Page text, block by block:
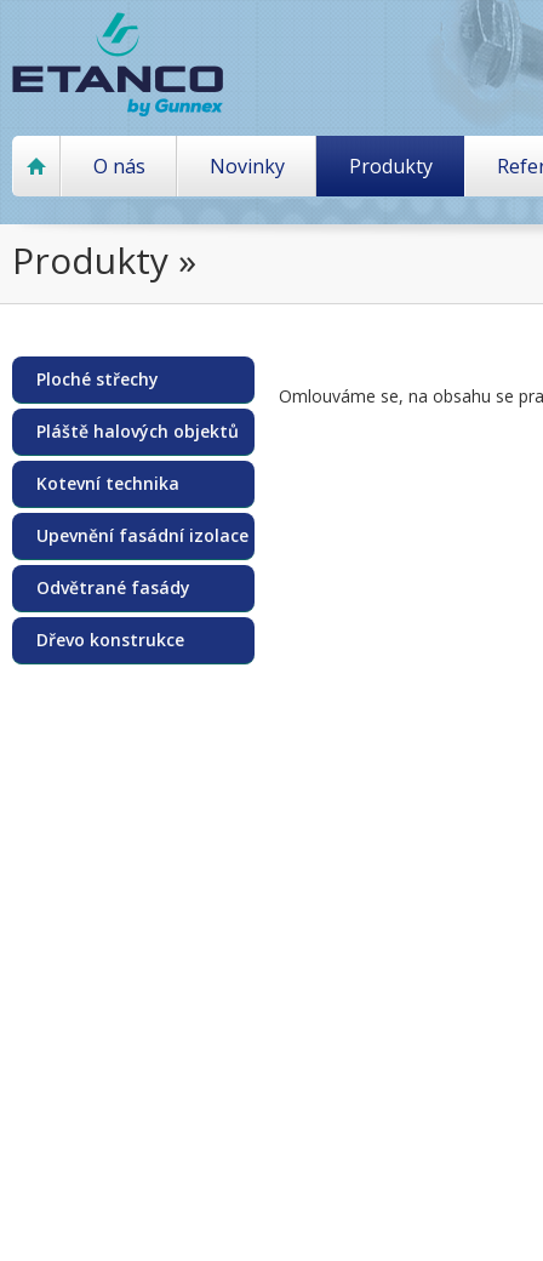
Produkty »
Ploché střechy
Pláště halových objektů
Kotevní technika
Upevnění fasádní izolace
Odvětrané fasády
Dřevo konstrukce
Omlouváme se, na obsahu se
O nás Novinky Produkty